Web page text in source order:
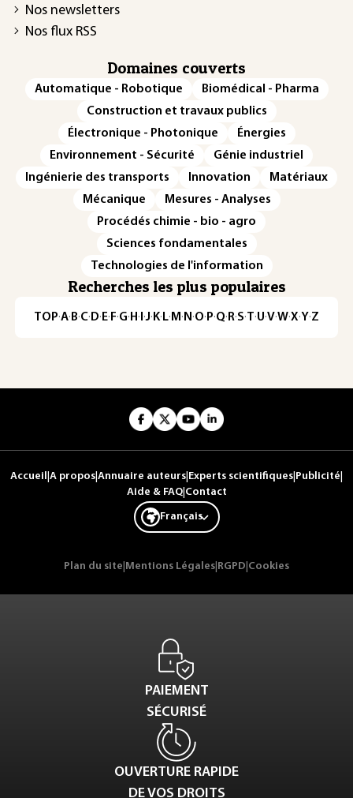
Nos newsletters
Nos flux RSS
Domaines couverts
Automatique - Robotique
Biomédical - Pharma
Construction et travaux publics
Électronique - Photonique
Énergies
Environnement - Sécurité
Génie industriel
Ingénierie des transports
Innovation
Matériaux
Mécanique
Mesures - Analyses
Procédés chimie - bio - agro
Sciences fondamentales
Technologies de l'information
Recherches les plus populaires
TOP·A·B·C· D· E· F·G· H · ·J· K· L· M · N ·O· P·Q· R·S·T·U·V·W·X·Y·Z
Accueil A propos Annuaire auteurs Experts scientifiques Publicité
Aide & FAQ| Contact
Français
Plan du site Mentions Légales RGPD Cookies
PAIEMENT
SÉCURISÉ
OUVERTURE RAPIDE
DE VOS DROITS